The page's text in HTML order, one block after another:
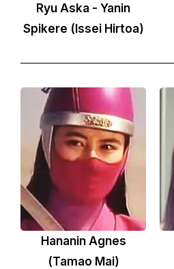
Ryu Aska - Yanin
Spikere (Issei Hirtoa)
Hananin Agnes
(Tamao Mai)